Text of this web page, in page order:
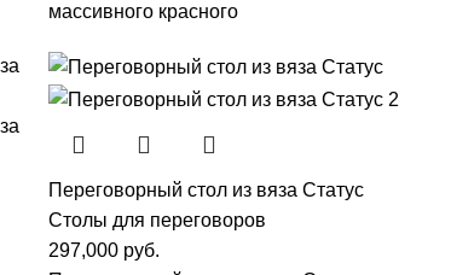
массивного красного
Переговорный стол из вяза Статус
Столы для переговоров
297,000 руб.